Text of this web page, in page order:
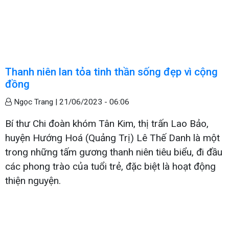
Thanh niên lan tỏa tinh thần sống đẹp vì cộng
đồng
Ngọc Trang | 21/06/2023 - 06:06
Bí thư Chi đoàn khóm Tân Kim, thị trấn Lao Bảo,
huyện Hướng Hoá (Quảng Trị) Lê Thế Danh là một
trong những tấm gương thanh niên tiêu biểu, đi đầu
các phong trào của tuổi trẻ, đặc biệt là hoạt động
thiện nguyện.